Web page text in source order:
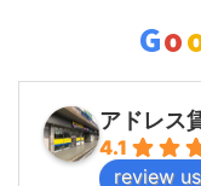
Go
アドレス
4.1
review